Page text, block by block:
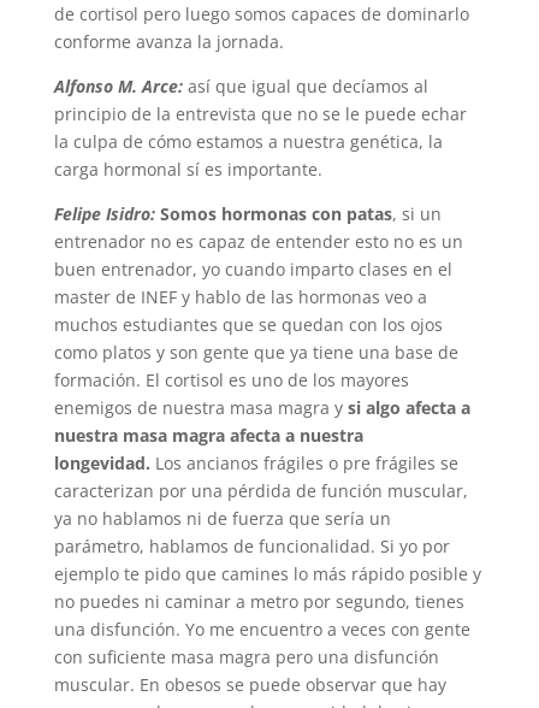
de cortisol pero luego somos capaces de dominarlo
conforme avanza la jornada.
Alfonso M. Arce: así que igual que decíamos al
principio de la entrevista que no se le puede echar
la culpa de cómo estamos a nuestra genética, la
carga hormonal sí es importante.
Felipe Isidro: Somos hormonas con patas, si un
entrenador no es capaz de entender esto no es un
buen entrenador, yo cuando imparto clases en el
master de INEF y hablo de las hormonas veo a
muchos estudiantes que se quedan con los ojos
como platos y son gente que ya tiene una base de
formación. El cortisol es uno de los mayores
enemigos de nuestra masa magra y si algo afecta a
nuestra masa magra afecta a nuestra
longevidad. Los ancianos frágiles o pre frágiles se
caracterizan por una pérdida de función muscular,
ya no hablamos ni de fuerza que sería un
parámetro, hablamos de funcionalidad. Si yo por
ejemplo te pido que camines lo más rápido posible y
no puedes ni caminar a metro por segundo, tienes
una disfunción. Yo me encuentro a veces con gente
con suficiente masa magra pero una disfunción
muscular. En obesos se puede observar que hay